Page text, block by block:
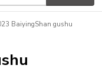
BaiyingShan gushu